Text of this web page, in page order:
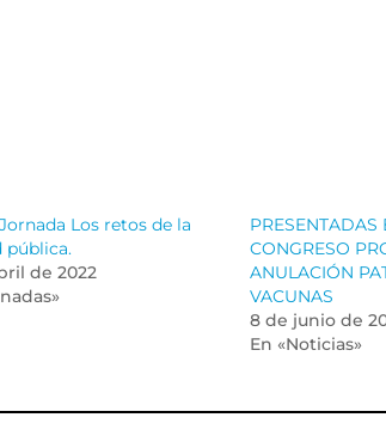
Los retos de la
pública.
de 2022
PRESENTADAS
CONGRESO
ANULACIÓN
VACUNAS
8 de junio de
En «Noticias»